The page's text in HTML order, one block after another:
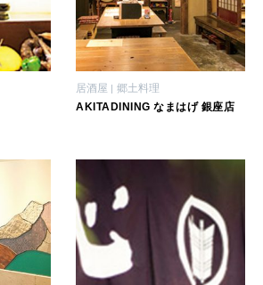
居酒屋 郷土料理
AKITADINING なまはげ 銀座店